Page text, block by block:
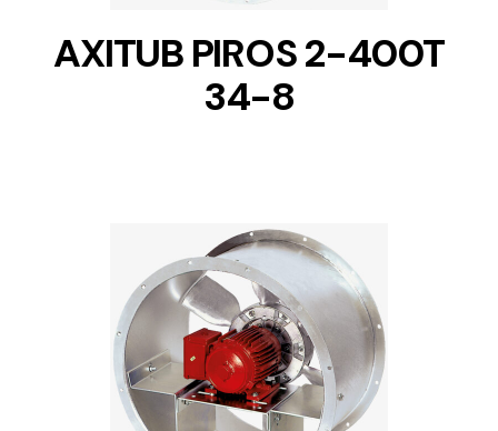
AXITUB PIROS 2-400T
34-8
DETAILS